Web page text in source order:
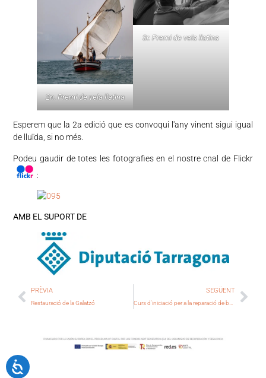
2n. Premi de vela llatina
3r. Premi de vela llatina
Esperem que la 2a edició que es convoqui l'any vinent sigui igual
de lluïda, si no més.
Podeu gaudir de totes les fotografies en el nostre cnal de Flickr
:
AMB EL SUPORT DE
PRÈVIA
Restauració de la Galatzó
SEGÜENT